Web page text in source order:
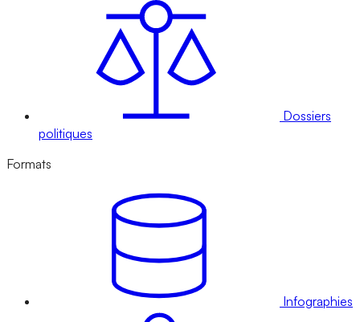
Dossiers
politiques
Formats
Infographies